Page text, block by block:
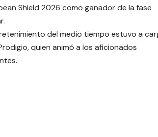
Shield 2026 como ganador de la fase
del medio tiempo estuvo a
quien animó a los aficionados